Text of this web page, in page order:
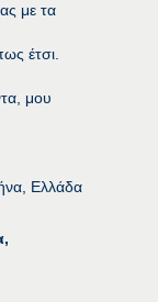
με τα
έτσι.
μου
Ελλάδα